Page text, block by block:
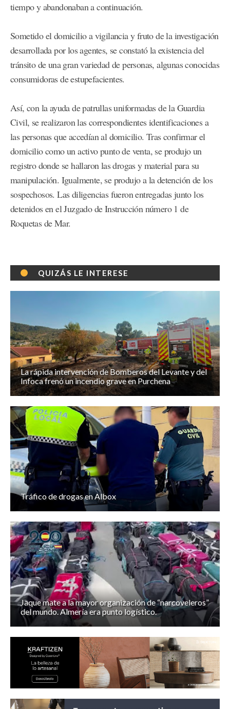
tiempo y abandonaban a continuación.
Sometido el domicilio a vigilancia y fruto de la investigación
desarrollada por los agentes, se constató la existencia del
tránsito de una gran variedad de personas, algunas conocidas
consumidoras de estupefacientes.
Así, con la ayuda de patrullas uniformadas de la Guardia
Civil, se realizaron las correspondientes identificaciones a
las personas que accedían al domicilio. Tras confirmar el
domicilio como un activo punto de venta, se produjo un
registro donde se hallaron las drogas y material para su
manipulación. Igualmente, se produjo a la detención de los
sospechosos. Las diligencias fueron entregadas junto los
detenidos en el Juzgado de Instrucción número 1 de
Roquetas de Mar.
QUIZÁS LE INTERESE
La rápida intervención de Bomberos del Levante y del
Infoca frenó un incendio grave en Purchena
Tráfico de drogas en Albox
Jaque mate a la mayor organización de “narcoveleros”
del mundo. Almería era punto logístico.